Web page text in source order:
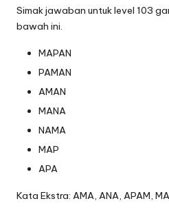
Simak jawaban untuk level 103
bawah ini.
MAPAN
PAMAN
AMAN
MANA
NAMA
MAP
APA
Kata Ekstra: AMA, ANA, APAM,